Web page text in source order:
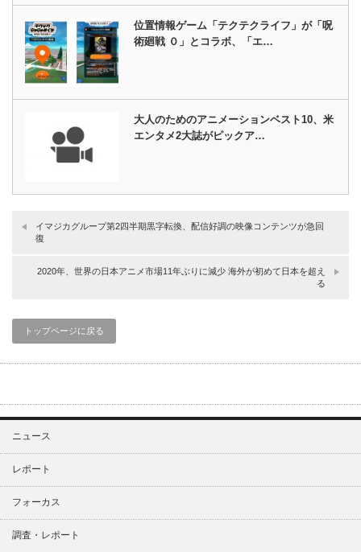
位置情報ゲーム「テクテクライフ」が「呪
術廻戦 ０」とコラボ、「エ…
大人のためのアニメーションベスト10、米
エンタメ2大誌がピックア…
イマジカグループ第2四半期黒字転換、配信好調の映像コンテンツが急回
復
2020年、世界の日本アニメ市場11年ぶりに減少 海外が初めて日本を超え
る
トップページに戻る
ニュース
レポート
フォーカス
調査・レポート